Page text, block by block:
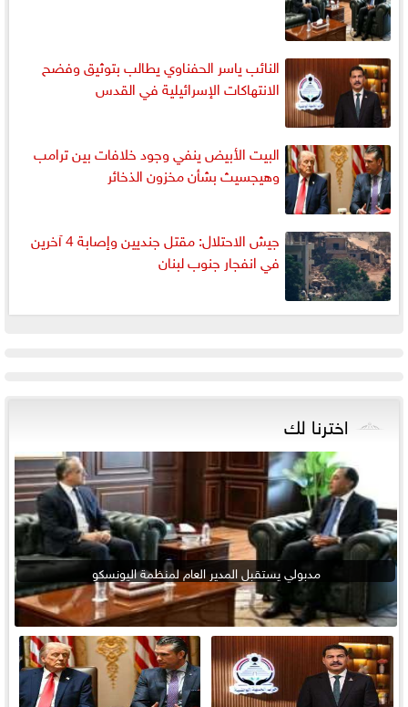
النائب ياسر الحفناوي يطالب بتوثيق وفضح
الانتهاكات الإسرائيلية في القدس
البيت الأبيض ينفي وجود خلافات بين ترامب
وهيجسيث بشأن مخزون الذخائر
جيش الاحتلال: مقتل جنديين وإصابة 4 آخرين
في انفجار جنوب لبنان
اخترنا لك
مدبولي يستقبل المدير العام لمنظمة اليونسكو